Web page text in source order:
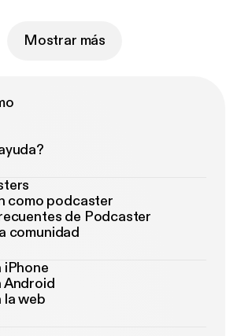
Mostrar más
como podcaster
de Podcaster
comunidad
iPhone
Android
la web